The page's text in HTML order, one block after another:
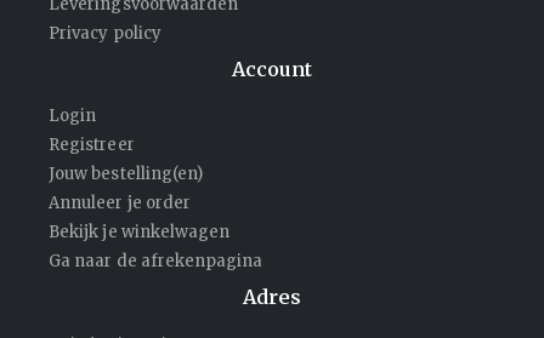
Privacy policy
Account
Login
Registreer
Jouw bestelling(en)
Annuleer je order
Bekijk je winkelwagen
Ga naar de afrekenpagina
Adres